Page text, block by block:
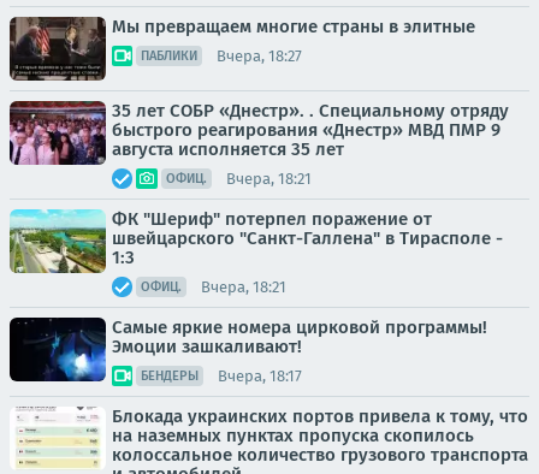
Мы превращаем многие страны в элитные
ПАБЛИКИ Вчера, 18:27
35 лет СОБР «Днестр». . Специальному отряду
быстрого реагирования «Днестр» МВД ПМР 9
августа исполняется 35 лет
ОФИЦ. Вчера, 18:21
ФК "Шериф" потерпел поражение от
швейцарского "Санкт-Галлена" в Тирасполе -
1:3
ОФИЦ. Вчера, 18:21
Самые яркие номера цирковой программы!
Эмоции зашкаливают!
БЕНДЕРЫ Вчера, 18:17
Блокада украинских портов привела к тому, что
на наземных пунктах пропуска скопилось
колоссальное количество грузового транспорта